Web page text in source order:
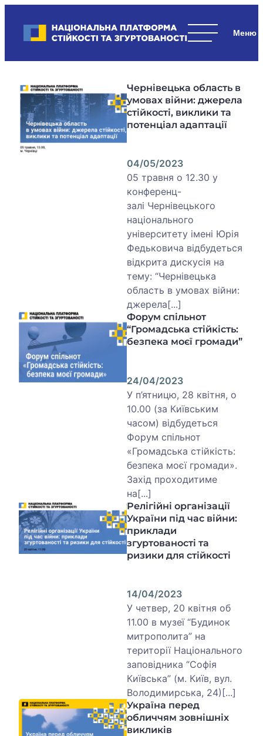
content
Національна платформа стійкості та згуртованості
стратегічні
–
стійкість
держави
та
суспільства,
Чернівецька область в
умовах війни: джерела
стійкості, виклики та
потенціал адаптації
04/05/2023
05 травня о 12.30 у
конференц-
залі Чернівецького
національного
університету імені Юрія
Федьковича відбудеться
відкрита дискусія на
тему: “Чернівецька
область в умовах війни:
джерела[...]
Форум спільнот
“Громадська стійкість:
безпека моєї громади”
24/04/2023
У п’ятницю, 28 квітня, о
10.00 (за Київським
часом) відбудеться
Форум спільнот
«Громадська стійкість:
безпека моєї громади».
Захід проходитиме
на[...]
Релігійні організації
України під час війни:
приклади
згуртованості та
ризики для стійкості
14/04/2023
У четвер, 20 квітня об
11.00 в музеї “Будинок
митрополита” на
території Національного
заповідника “Софія
Київська” (м. Київ, вул.
Володимирська, 24)[...]
Україна перед
обличчям зовнішніх
викликів